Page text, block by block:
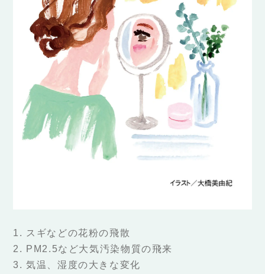
1. スギなどの花粉の飛散
2. PM2.5など大気汚染物質の飛来
3. 気温、湿度の大きな変化